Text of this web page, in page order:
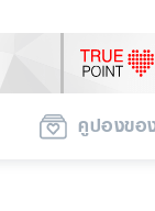
คูปองขอ